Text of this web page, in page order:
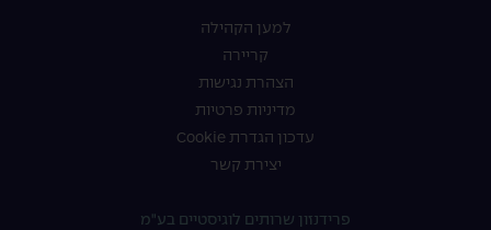
למען הקהילה
קריירה
הצהרת נגישות
מדיניות פרטיות
עדכון הגדרת Cookie
יצירת קשר
פרידנזון שרותים לוגיסטיים בע"מ